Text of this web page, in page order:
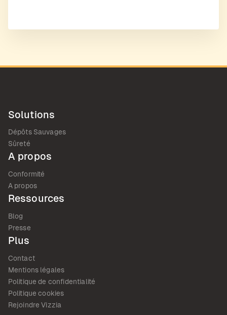
Solutions
Dépôts Sauvages
Sûreté
A propos
Conformité
A propos
Ressources
Blog
Presse
Plus
Contact
Mentions légales
Politique de confidentialité
Politique cookies
Rejoindre Vizzia